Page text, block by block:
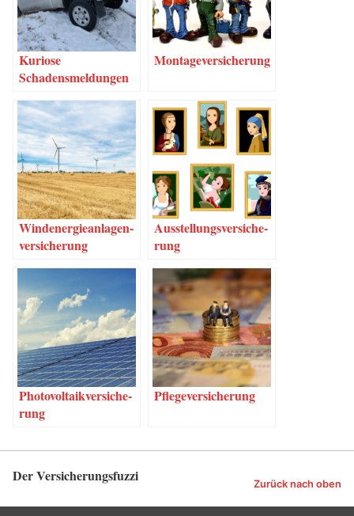
Kurio­se
Schadensmeldungen
Mon­ta­ge­ver­si­che­rung
Wind­ener­gie­an­la­gen­
ver­si­che­rung
Aus­stel­lungs­ver­si­che­
rung
Pho­to­vol­ta­ik­ver­si­che­
rung
Pfle­ge­ver­si­che­rung
Der Versicherungsfuzzi Zurück nach oben